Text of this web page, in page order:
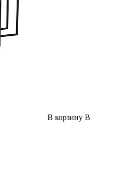
В корзину В